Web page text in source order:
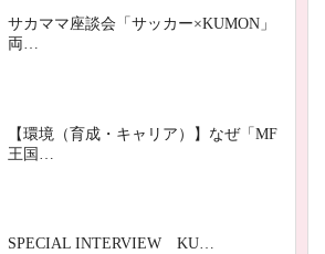
サカママ座談会「サッカー×KUMON」
両…
【環境（育成・キャリア）】なぜ「MF
王国…
SPECIAL INTERVIEW KU…